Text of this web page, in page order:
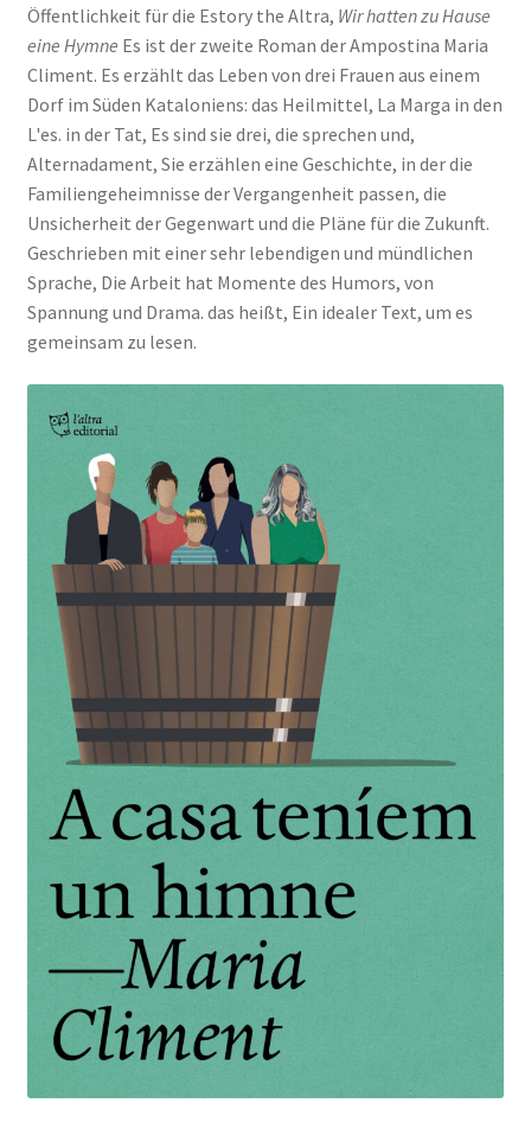
Öffentlichkeit für die Estory the Altra, Wir hatten zu Hause
eine Hymne Es ist der zweite Roman der Ampostina Maria
Climent. Es erzählt das Leben von drei Frauen aus einem
Dorf im Süden Kataloniens: das Heilmittel, La Marga in den
L'es. in der Tat, Es sind sie drei, die sprechen und,
Alternadament, Sie erzählen eine Geschichte, in der die
Familiengeheimnisse der Vergangenheit passen, die
Unsicherheit der Gegenwart und die Pläne für die Zukunft.
Geschrieben mit einer sehr lebendigen und mündlichen
Sprache, Die Arbeit hat Momente des Humors, von
Spannung und Drama. das heißt, Ein idealer Text, um es
gemeinsam zu lesen.